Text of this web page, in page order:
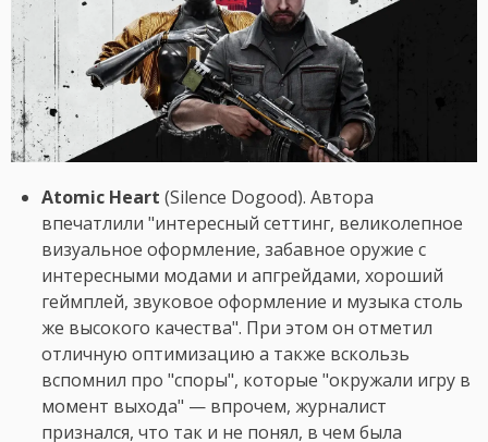
Atomic Heart (Silence Dogood). Автора
впечатлили "интересный сеттинг, великолепное
визуальное оформление, забавное оружие с
интересными модами и апгрейдами, хороший
геймплей, звуковое оформление и музыка столь
же высокого качества". При этом он отметил
отличную оптимизацию а также вскользь
вспомнил про "споры", которые "окружали игру в
момент выхода" — впрочем, журналист
признался, что так и не понял, в чем была